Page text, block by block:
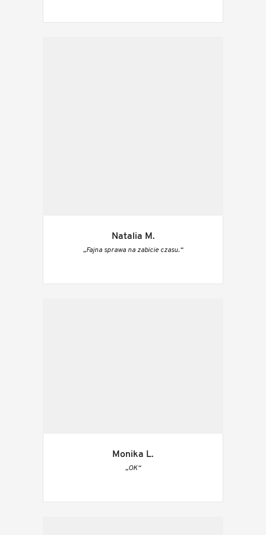
Natalia M.
„Fajna sprawa na zabicie czasu.“
Monika L.
„OK“